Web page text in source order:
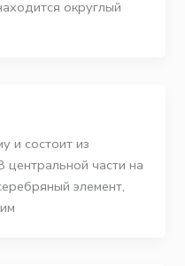
округлый
и состоит из
центральной части на
элемент,